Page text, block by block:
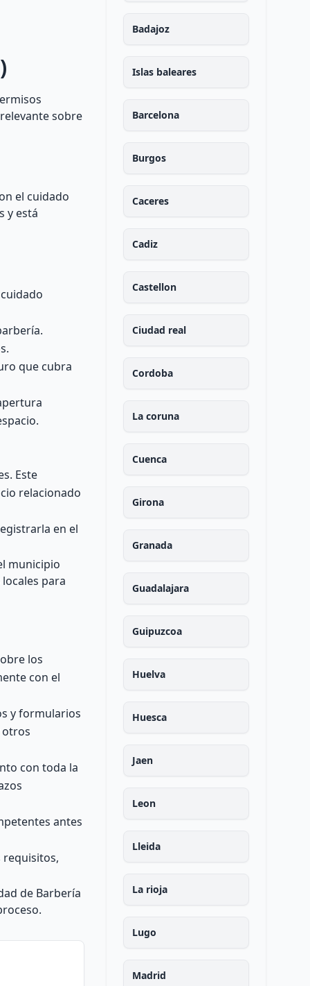
sobre
el cuidado
y está
que cubra
Este
relacionado
en el
municipio
para
los
con el
y formularios
otros
con toda la
antes
requisitos,
de Barbería
Badajoz
Islas baleares
Barcelona
Burgos
Caceres
Cadiz
Castellon
Ciudad real
Cordoba
La coruna
Cuenca
Girona
Granada
Guadalajara
Guipuzcoa
Huelva
Huesca
Jaen
Leon
Lleida
La rioja
Lugo
Madrid